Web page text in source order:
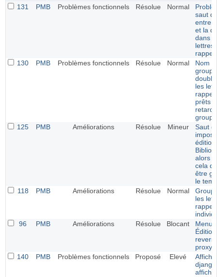
131
PMB Problèmes fonctionnels Résolue Normal
saut
entre
et la
dans
lettres
rappel
130
PMB Problèmes fonctionnels Résolue Normal
Nom
les
rappel
prêts
groupe
125
PMB Améliorations Résolue Mineur
Saut
alors
cela
être
le
118
PMB Améliorations Résolue Normal
les
rappel
96
PMB Améliorations Résolue Blocant
Menu
proxy
140
PMB Problèmes fonctionnels Proposé Elevé